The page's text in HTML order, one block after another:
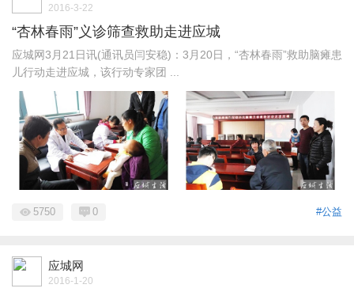
2016-3-22
“杏林春雨”义诊筛查救助走进应城
应城网3月21日讯(通讯员闫安稳)：3月20日，“杏林春雨”救助脑瘫患
儿行动走进应城，该行动专家团 ...
#公益
5750 0
应城网
2016-1-20